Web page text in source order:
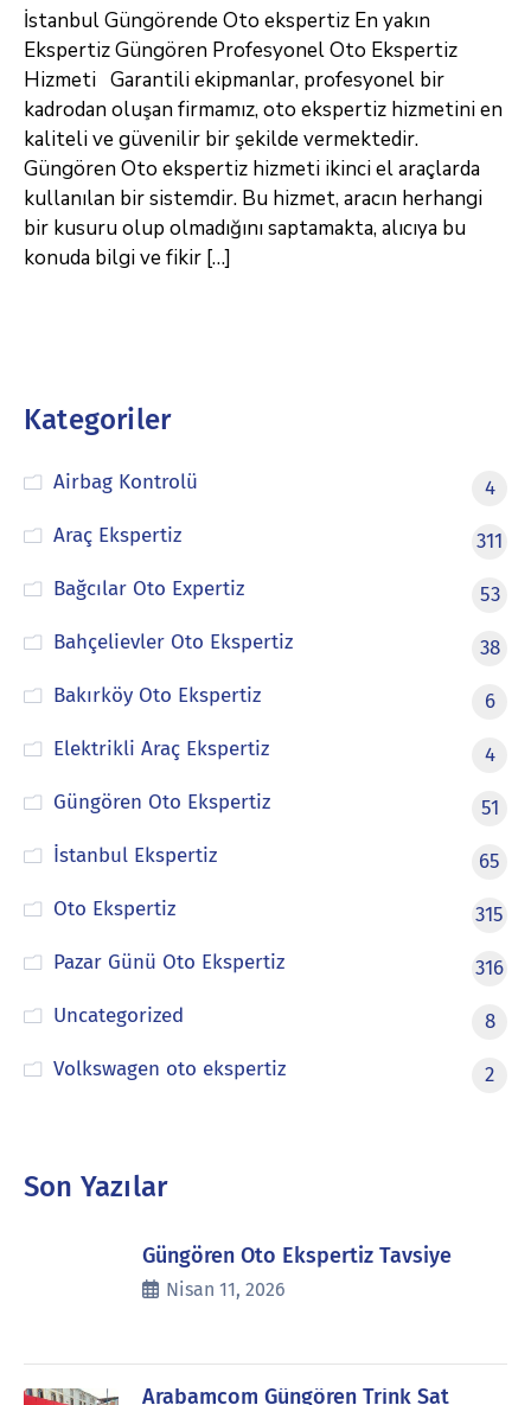
İstanbul Güngörende Oto ekspertiz En yakın
Ekspertiz Güngören Profesyonel Oto Ekspertiz
Hizmeti Garantili ekipmanlar, profesyonel bir
kadrodan oluşan firmamız, oto ekspertiz hizmetini en
kaliteli ve güvenilir bir şekilde vermektedir.
Güngören Oto ekspertiz hizmeti ikinci el araçlarda
kullanılan bir sistemdir. Bu hizmet, aracın herhangi
bir kusuru olup olmadığını saptamakta, alıcıya bu
konuda bilgi ve fikir […]
Kategoriler
Airbag Kontrolü
4
Araç Ekspertiz
311
Bağcılar Oto Expertiz
53
Bahçelievler Oto Ekspertiz
38
Bakırköy Oto Ekspertiz
6
Elektrikli Araç Ekspertiz
4
Güngören Oto Ekspertiz
51
İstanbul Ekspertiz
65
Oto Ekspertiz
315
Pazar Günü Oto Ekspertiz
316
Uncategorized
8
Volkswagen oto ekspertiz
2
Son Yazılar
Güngören Oto Ekspertiz Tavsiye
Nisan 11, 2026
Arabamcom Güngören Trink Sat